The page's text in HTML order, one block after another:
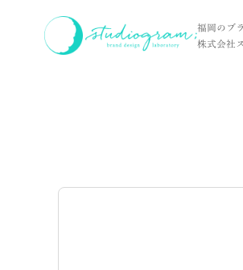
福岡のブ
株式会社
ホーム